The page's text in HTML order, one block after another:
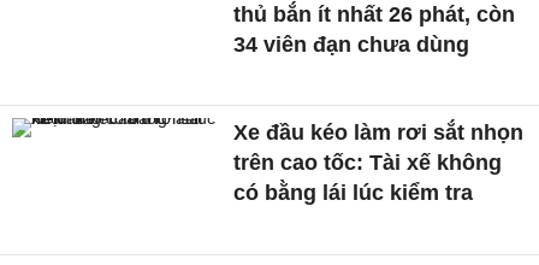
thủ bắn ít nhất 26 phát, còn
34 viên đạn chưa dùng
Xe đầu kéo làm rơi sắt nhọn
trên cao tốc: Tài xế không
có bằng lái lúc kiểm tra